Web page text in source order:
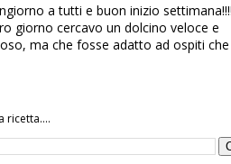
a tutti e buon inizio
giorno cercavo un dolcino veloce e
ma che fosse adatto ad ospiti che
ricetta....